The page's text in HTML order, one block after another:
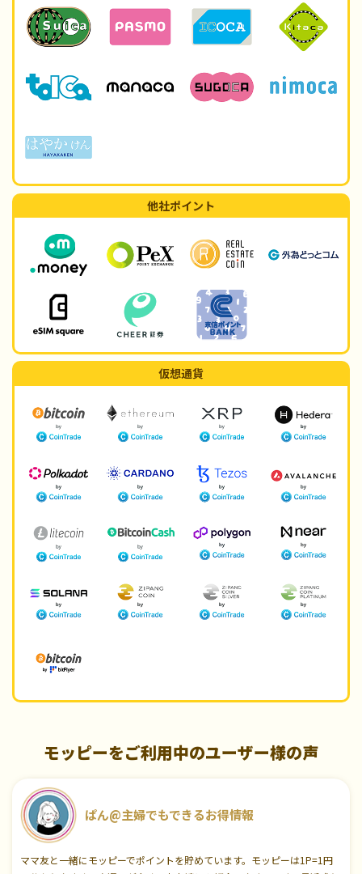
他社ポイント
仮想通貨
モッピーをご利用中のユーザー様の声
ぱん@主婦でもできるお得情報
ママ友と一緒にモッピーでポイントを貯めています。モッピーは1P=1円